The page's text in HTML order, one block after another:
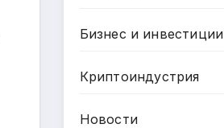
Бизнес и инвестиции
Криптоиндустрия
Новости